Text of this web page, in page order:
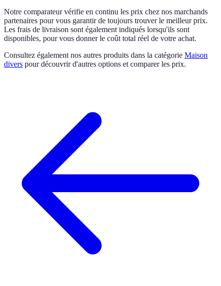
Notre comparateur vérifie en continu les prix chez nos marchands
partenaires pour vous garantir de toujours trouver le meilleur prix.
Les frais de livraison sont également indiqués lorsqu'ils sont
disponibles, pour vous donner le coût total réel de votre achat.
Consultez également nos autres produits dans la catégorie Maison
divers pour découvrir d'autres options et comparer les prix.